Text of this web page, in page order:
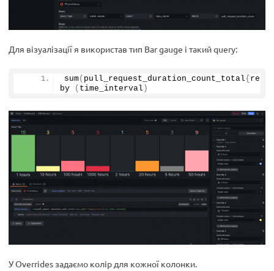
Для візуалізації я використав тип Bar gauge і такий query:
sum( pull_request_duration_count_total{
by
( time_interval )
У Overrides задаємо колір для кожної колонки.